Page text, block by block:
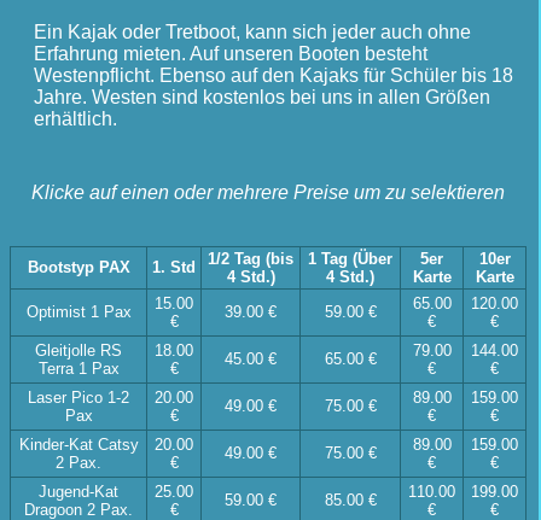
Ein Kajak oder Tretboot, kann sich jeder auch ohne
Erfahrung mieten. Auf unseren Booten besteht
Westenpflicht. Ebenso auf den Kajaks für Schüler bis 18
Jahre. Westen sind kostenlos bei uns in allen Größen
erhältlich.
Klicke auf einen oder mehrere Preise um zu selektieren
Bootstyp PAX 1. Std
1/2 Tag (bis
4 Std.)
1 Tag (Über
4 Std.)
5er
Karte
10er
Karte
Optimist 1 Pax
15.00
€
39.00 € 59.00 €
65.00
€
120.00
€
Gleitjolle RS
Terra 1 Pax
18.00
€
45.00 € 65.00 €
79.00
€
144.00
€
Laser Pico 1-2
Pax
20.00
€
49.00 € 75.00 €
89.00
€
159.00
€
Kinder-Kat Catsy
2 Pax.
20.00
€
49.00 € 75.00 €
89.00
€
159.00
€
Jugend-Kat
Dragoon 2 Pax.
25.00
€
59.00 € 85.00 €
110.00
€
199.00
€